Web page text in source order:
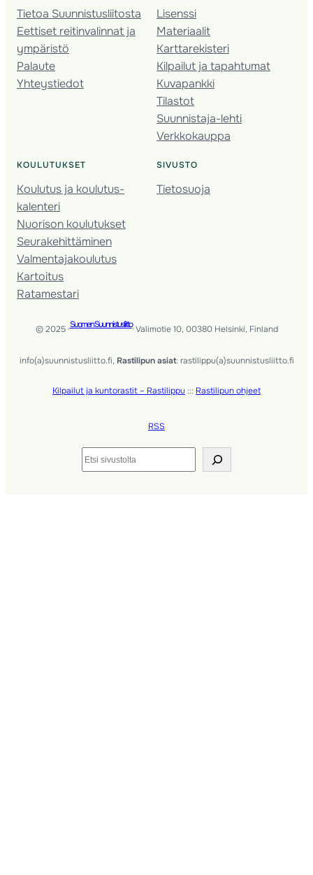
Tietoa Suunnistusliitosta
Eettiset reitinvalinnat ja
ympäristö
Palaute
Yhteystiedot
Lisenssi
Materiaalit
Karttarekisteri
Kilpailut ja tapahtumat
Kuvapankki
Tilastot
Suunnistaja-lehti
Verkkokauppa
KOULUTUKSET
Koulutus ja koulutus­
kalenteri
Nuorison koulutukset
Seura­kehittäminen
Valmentaja­koulutus
Kartoitus
Ratamestari
SIVUSTO
Tietosuoja
© 2025 ·Suomen Suunnistusliitto· Valimotie 10, 00380 Helsinki, Finland
info(a)suunnistusliitto.fi, Rastilipun asiat: rastilippu(a)suunnistusliitto.fi
Kilpailut ja kuntorastit – Rastilippu ::: Rastilipun ohjeet
RSS
Etsi